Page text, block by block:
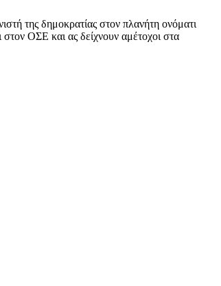
της δημοκρατίας στον πλανήτη ονόματι
στον ΟΣΕ και ας δείχνουν αμέτοχοι στα